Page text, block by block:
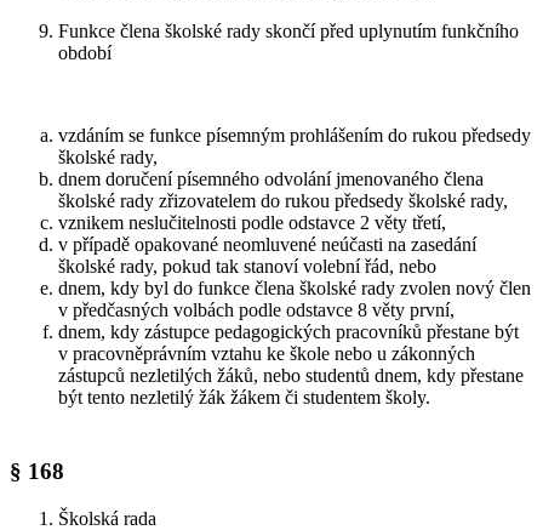
Funkce člena školské rady skončí před uplynutím funkčního
období
vzdáním se funkce písemným prohlášením do rukou předsedy
školské rady,
dnem doručení písemného odvolání jmenovaného člena
školské rady zřizovatelem do rukou předsedy školské rady,
vznikem neslučitelnosti podle odstavce 2 věty třetí,
v případě opakované neomluvené neúčasti na zasedání
školské rady, pokud tak stanoví volební řád, nebo
dnem, kdy byl do funkce člena školské rady zvolen nový člen
v předčasných volbách podle odstavce 8 věty první,
dnem, kdy zástupce pedagogických pracovníků přestane být
v pracovněprávním vztahu ke škole nebo u zákonných
zástupců nezletilých žáků, nebo studentů dnem, kdy přestane
být tento nezletilý žák žákem či studentem školy.
§ 168
Školská rada